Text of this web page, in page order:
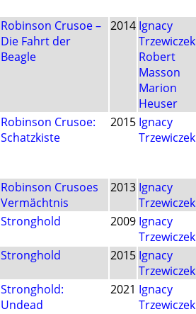
Robinson Crusoe –
Die Fahrt der
Beagle
2014 Ignacy
Trzewiczek
Robert
Masson
Marion
Heuser
Robinson Crusoe:
Schatzkiste
2015 Ignacy
Trzewiczek
Robinson Crusoes
Vermächtnis
2013 Ignacy
Trzewiczek
Stronghold
2009 Ignacy
Trzewiczek
Stronghold
2015 Ignacy
Trzewiczek
Stronghold:
Undead
2021 Ignacy
Trzewiczek